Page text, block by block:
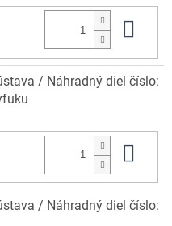
/ Náhradný diel číslo:
/ Náhradný diel číslo: